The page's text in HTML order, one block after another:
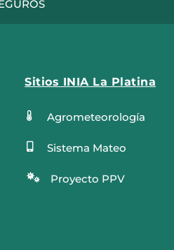
Sitios INIA La Platina
 Agrometeorología
Sistema Mateo
 Proyecto PPV